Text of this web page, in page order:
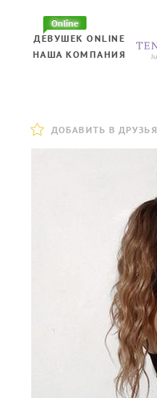
Online
ДЕВУШЕК ONLINE
НАША КОМПАНИЯ
ДОБАВИТЬ В ДРУЗЬЯ